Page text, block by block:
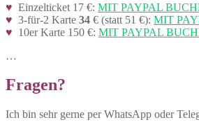
♥ Einzelticket 17 €: MIT PAYPAL
♥ 3-für-2 Karte 34 € (statt 51 €): MIT
♥ 10er Karte 150 €: MIT PAYPAL
…
Fragen?
Ich bin sehr gerne per WhatsApp oder